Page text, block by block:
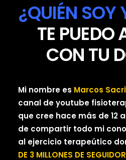
¿QUIÉN SOY
TE PUEDO
CON TU
Mi nombre es Marcos
canal de youtube
que cree hace más de 12
de compartir todo mi
al ejercicio terapeútico
DE 3 MILLONES DE